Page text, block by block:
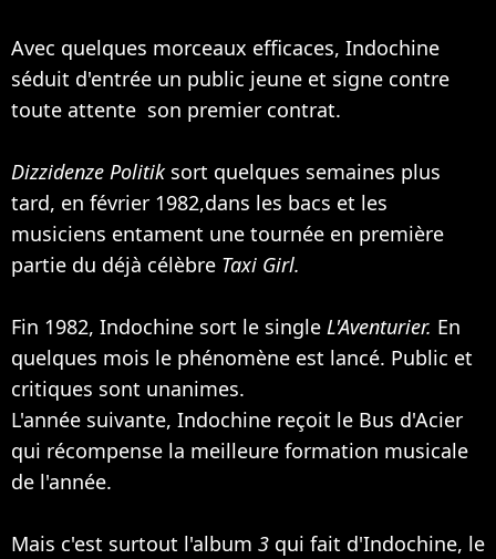
Avec quelques morceaux efficaces, Indochine
séduit d'entrée un public jeune et signe contre
toute attente son premier contrat.
Dizzidenze Politik sort quelques semaines plus
tard, en février 1982,dans les bacs et les
musiciens entament une tournée en première
partie du déjà célèbre Taxi Girl.
Fin 1982, Indochine sort le single L'Aventurier. En
quelques mois le phénomène est lancé. Public et
critiques sont unanimes.
L'année suivante, Indochine reçoit le Bus d'Acier
qui récompense la meilleure formation musicale
de l'année.
Mais c'est surtout l'album 3 qui fait d'Indochine, le